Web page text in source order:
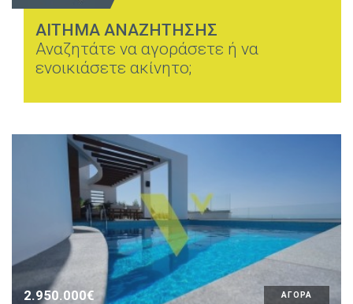
ΑΙΤΗΜΑ ΑΝΑΖΗΤΗΣΗΣ
Αναζητάτε να αγοράσετε ή να
ενοικιάσετε ακίνητο;
ΑΓΟΡΑ
2.950.000€